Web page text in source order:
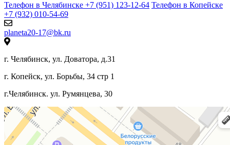
Телефон в Челябинске +7 (951) 123-12-64 Телефон в Копейске
+7 (932) 010-54-69
planeta20-17@bk.ru
г. Челябинск, ул. Доватора, д.31
г. Копейск, ул. Борьбы, 34 стр 1
г.Челябинск. ул. Румянцева, 30